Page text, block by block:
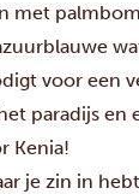
met
voor een
paradijs en
Kenia!
je zin in